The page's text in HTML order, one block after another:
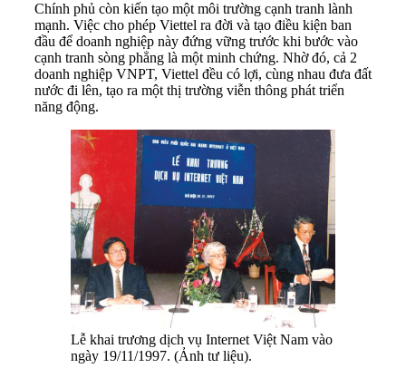
Chính phủ còn kiến tạo một môi trường cạnh tranh lành
mạnh. Việc cho phép Viettel ra đời và tạo điều kiện ban
đầu để doanh nghiệp này đứng vững trước khi bước vào
cạnh tranh sòng phẳng là một minh chứng. Nhờ đó, cả 2
doanh nghiệp VNPT, Viettel đều có lợi, cùng nhau đưa đất
nước đi lên, tạo ra một thị trường viễn thông phát triển
năng động.
Lễ khai trương dịch vụ Internet Việt Nam vào
ngày 19/11/1997. (Ảnh tư liệu).